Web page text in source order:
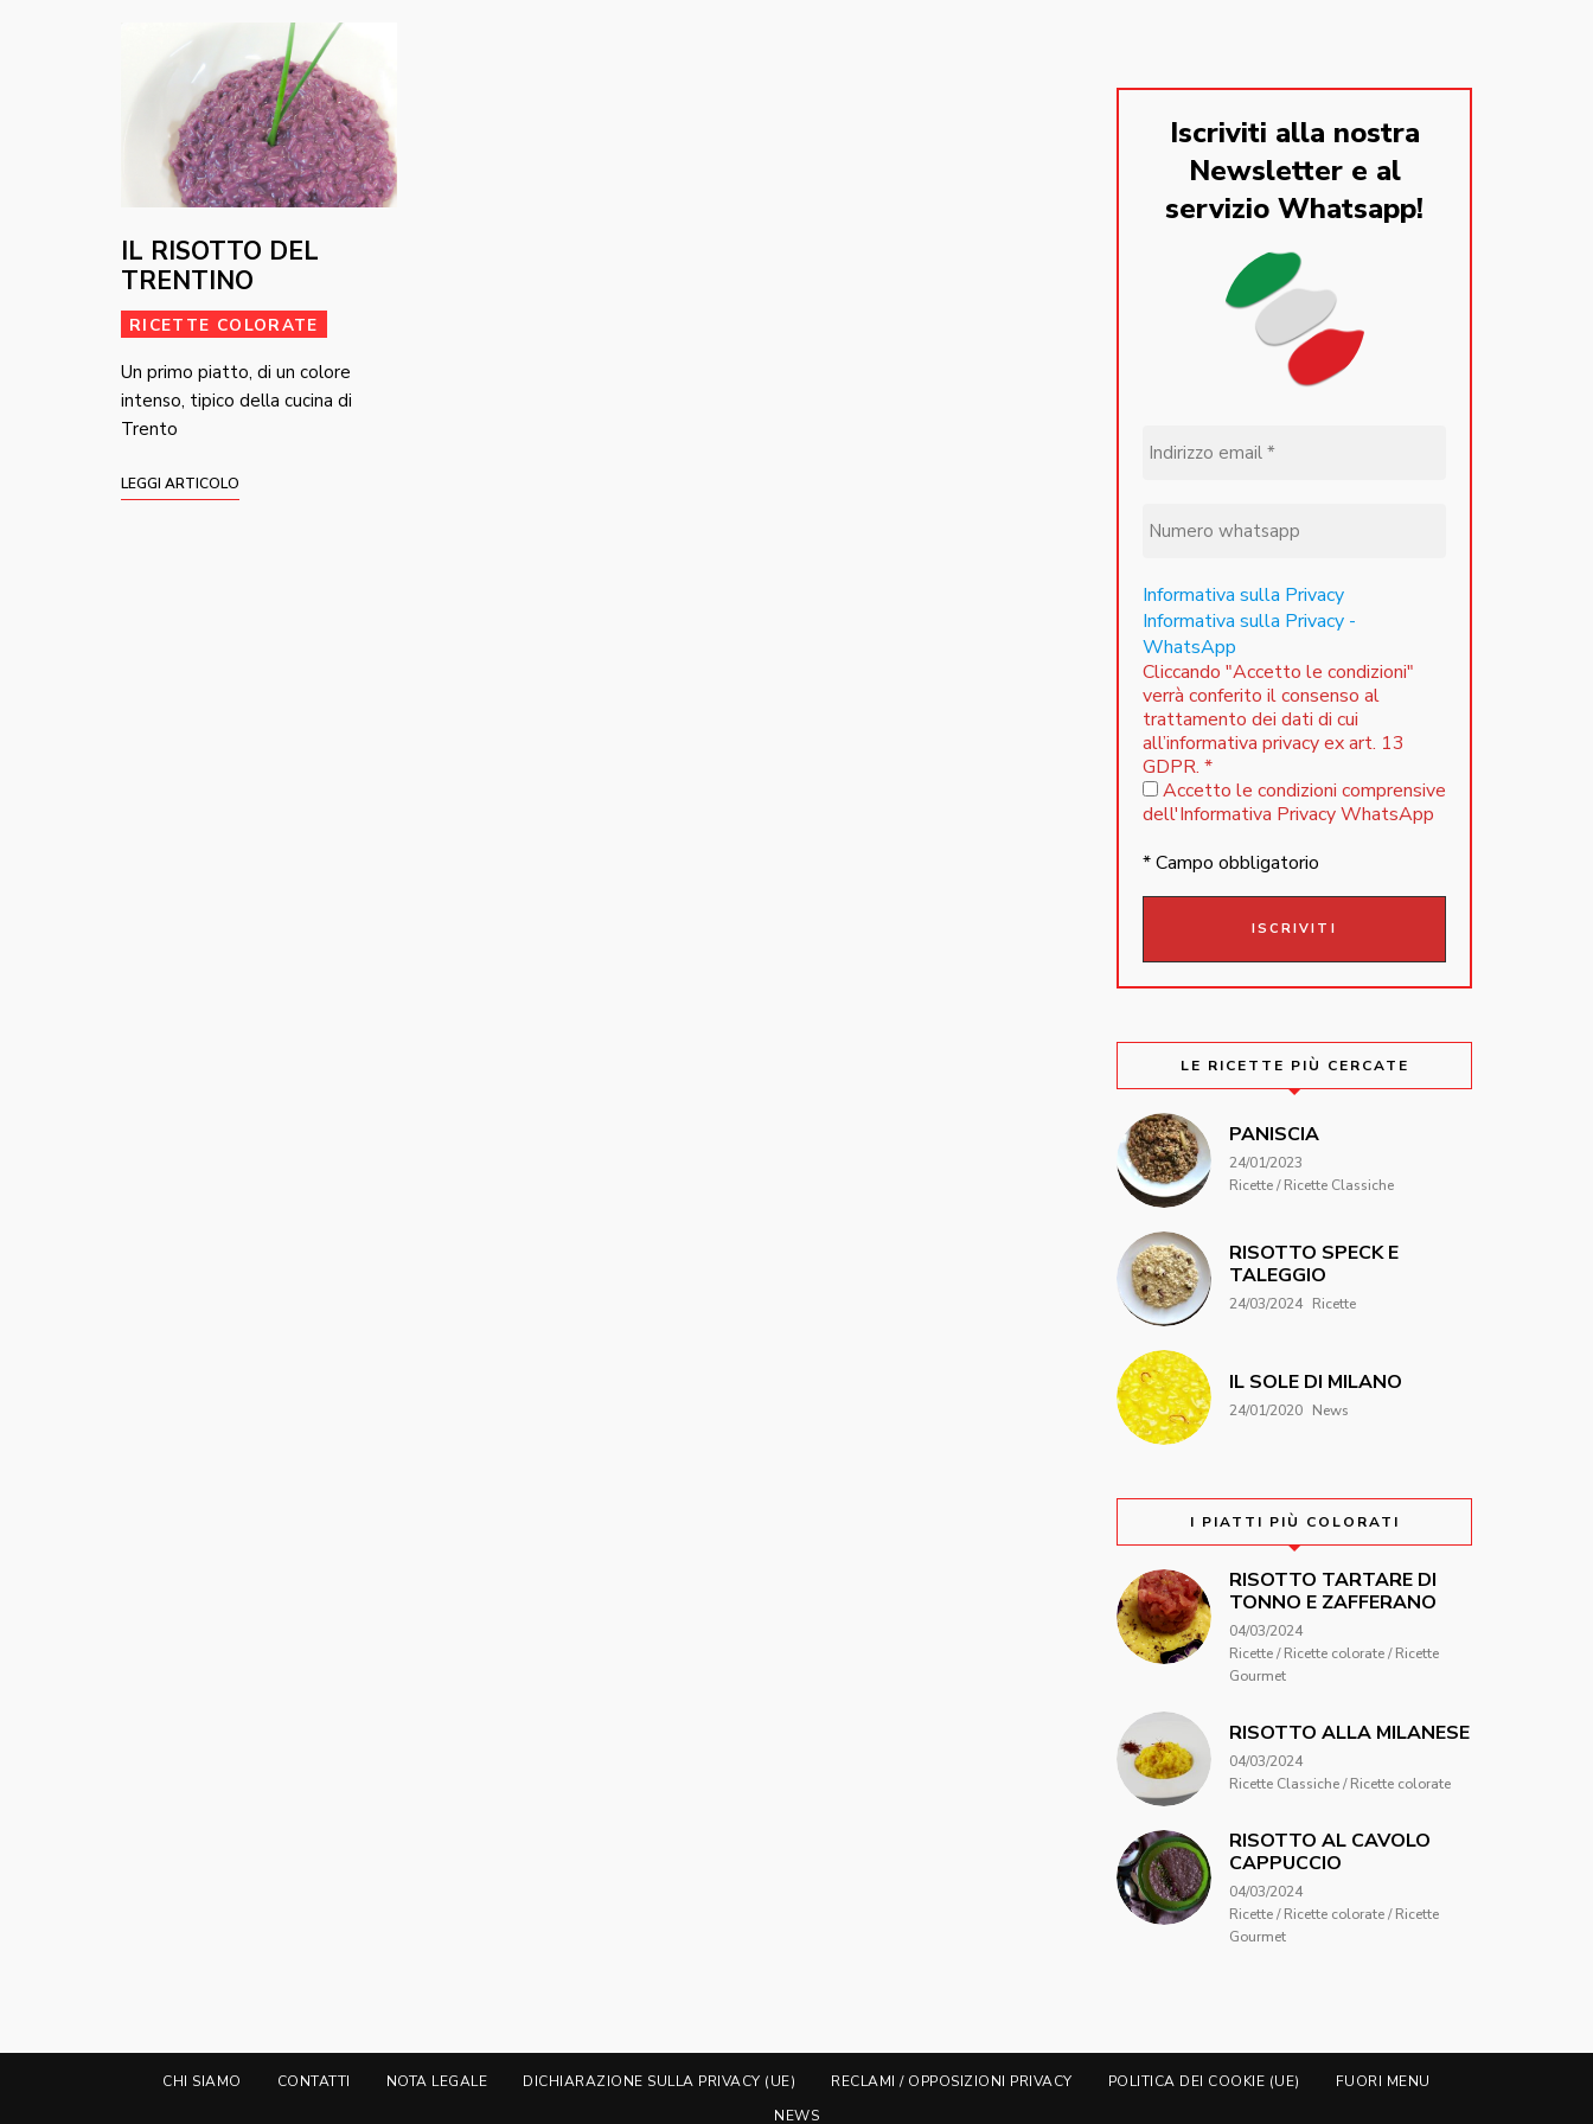
IL RISOTTO DEL
TRENTINO
RICETTE COLORATE
Un primo piatto, di un colore
intenso, tipico della cucina di
Trento
LEGGI ARTICOLO
Iscriviti alla nostra
Newsletter e al
servizio Whatsapp!
Informativa sulla Privacy
Informativa sulla Privacy -
WhatsApp
Cliccando "Accetto le condizioni"
verrà conferito il consenso al
trattamento dei dati di cui
all’informativa privacy ex art. 13
GDPR. *
Accetto le condizioni comprensive
dell'Informativa Privacy WhatsApp
* Campo obbligatorio
LE RICETTE PIÙ CERCATE
PANISCIA
24/01/2023
Ricette / Ricette Classiche
RISOTTO SPECK E
TALEGGIO
24/03/2024 Ricette
IL SOLE DI MILANO
24/01/2020 News
I PIATTI PIÙ COLORATI
RISOTTO TARTARE DI
TONNO E ZAFFERANO
04/03/2024
Ricette / Ricette colorate / Ricette
Gourmet
RISOTTO ALLA MILANESE
04/03/2024
Ricette Classiche / Ricette colorate
RISOTTO AL CAVOLO
CAPPUCCIO
04/03/2024
Ricette / Ricette colorate / Ricette
Gourmet
CHI SIAMO CONTATTI NOTA LEGALE DICHIARAZIONE SULLA PRIVACY (UE) RECLAMI / OPPOSIZIONI PRIVACY POLITICA DEI COOKIE (UE)
FUORI MENU
NEWS